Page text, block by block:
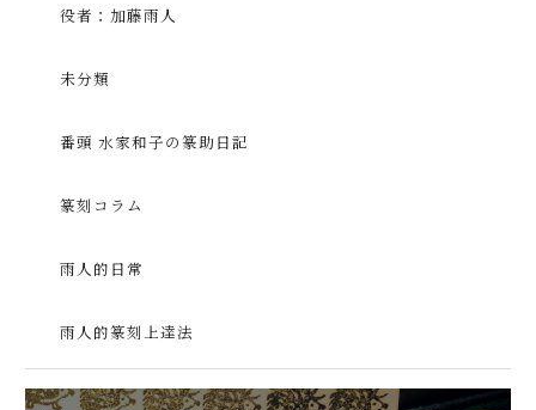
役者：加藤雨人
未分類
番頭 水家和子の篆助日記
篆刻コラム
雨人的日常
雨人的篆刻上達法